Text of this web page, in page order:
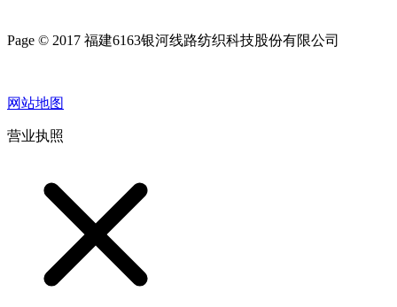
Page © 2017 福建6163银河线路纺织科技股份有限公司
网站地图
营业执照